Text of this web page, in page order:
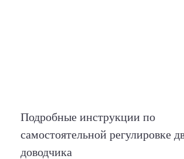
Подробные инструкции по
самостоятельной регулировке
доводчика